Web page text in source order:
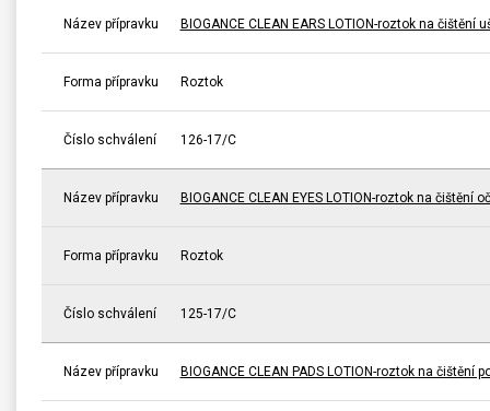
Název přípravku BIOGANCE CLEAN EARS LOTION-roztok na čištění
Forma přípravku Roztok
Číslo schválení 126-17/C
Název přípravku BIOGANCE CLEAN EYES LOTION-roztok na čištění
Forma přípravku Roztok
Číslo schválení 125-17/C
Název přípravku BIOGANCE CLEAN PADS LOTION-roztok na čištění